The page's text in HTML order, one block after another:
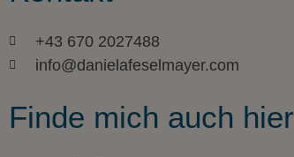
+43 670 2027488
info@danielafeselmayer.com
Finde mich auch hier